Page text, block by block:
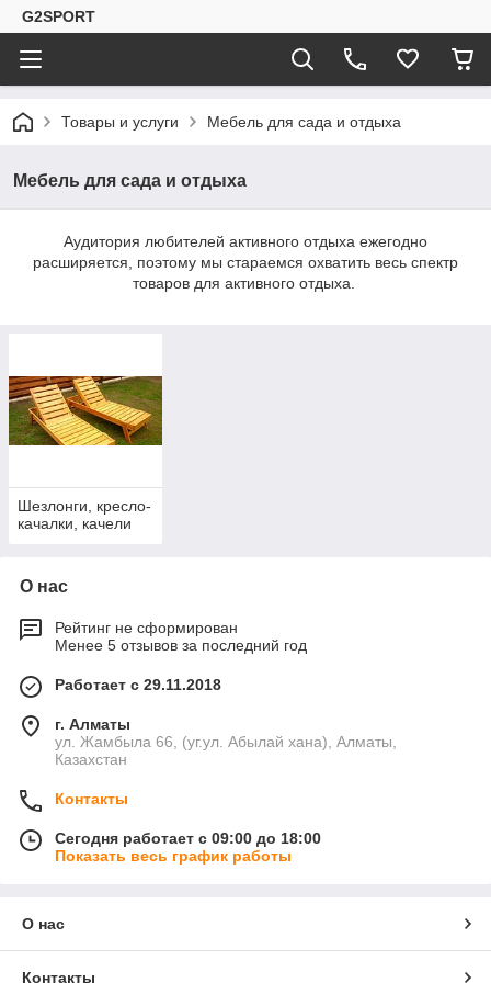
G2SPORT
Товары и услуги Мебель для сада и отдыха
Мебель для сада и отдыха
Аудитория любителей активного отдыха ежегодно
расширяется, поэтому мы стараемся охватить весь спектр
товаров для активного отдыха.
Шезлонги, кресло-
качалки, качели
О нас
Рейтинг не сформирован
Менее 5 отзывов за последний год
Работает с 29.11.2018
г. Алматы
ул. Жамбыла 66, (уг.ул. Абылай хана), Алматы,
Казахстан
Контакты
Сегодня работает с 09:00 до 18:00
Показать весь график работы
О нас
Контакты